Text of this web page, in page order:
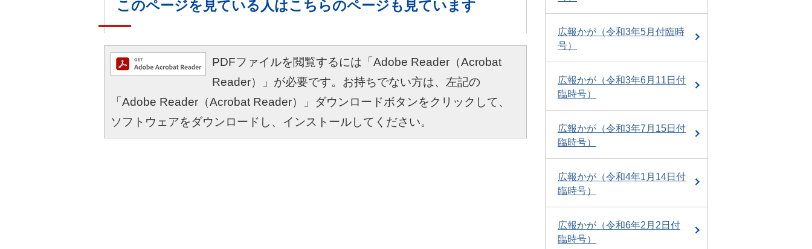
このページを見ている人はこちらのページも見ています
PDFファイルを閲覧するには「Adobe Reader（Acrobat
Reader）」が必要です。お持ちでない方は、左記の
「Adobe Reader（Acrobat Reader）」ダウンロードボタンをクリックして、
ソフトウェアをダウンロードし、インストールしてください。
広報かが（令和3年5月付臨時
号）
広報かが（令和3年6月11日付
臨時号）
広報かが（令和3年7月15日付
臨時号）
広報かが（令和4年1月14日付
臨時号）
広報かが（令和6年2月2日付
臨時号）